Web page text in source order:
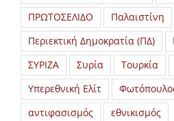
ΠΡΩΤΟΣΕΛΙΔΟ
Παλαιστίνη
Περιεκτική Δημοκρατία (ΠΔ)
ΣΥΡΙΖΑ
Συρία Τουρκία
Υπερεθνική Ελίτ
αντιφασισμός
εθνικισμός